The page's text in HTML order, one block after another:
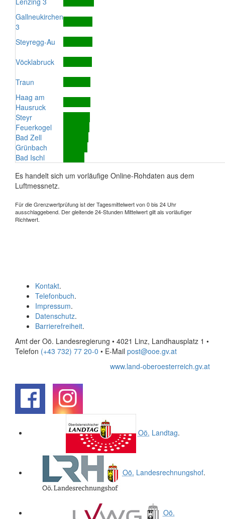
Gallneukirchen
3
Steyregg-Au
Vöcklabruck
Traun
Haag am
Hausruck
Steyr
Feuerkogel
Bad Zell
Grünbach
Bad Ischl
Es handelt sich um vorläufige Online-Rohdaten aus dem
Luftmessnetz.
Für die Grenzwertprüfung ist der Tagesmittelwert von 0 bis 24 Uhr
ausschlaggebend. Der gleitende 24-Stunden Mittelwert gilt als vorläufiger
Richtwert.
Kontakt.
Telefonbuch.
Impressum.
Datenschutz.
Barrierefreiheit.
Amt der Oö. Landesregierung • 4021 Linz, Landhausplatz 1 •
Telefon (+43 732) 77 20-0 • E-Mail post@ooe.gv.at
www.land-oberoesterreich.gv.at
Oö. Landtag.
Oö. Landesrechnungshof.
Oö.